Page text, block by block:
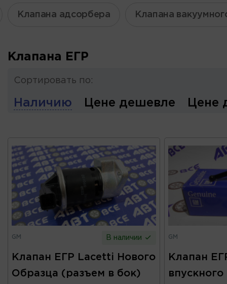
Клапана адсорбера Клапана
Клапана ЕГР
Сортировать по:
Наличию Цене дешевле Цене
GM В наличии
Клапан ЕГР Lacetti Нового
Образца (разъем в бок)
GM
Клапан